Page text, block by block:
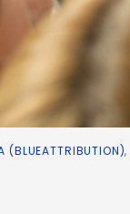
(BLUEATTRIBUTION),